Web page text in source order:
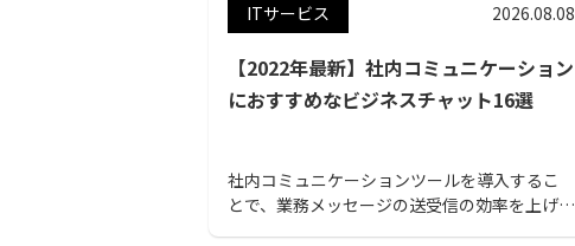
ITサービス 2026.08.08
【2022年最新】社内コミュニケーション
におすすめなビジネスチャット16選
社内コミュニケーションツールを導入するこ
とで、業務メッセージの送受信の効率を上げる